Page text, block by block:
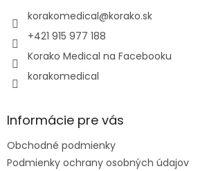
korakomedical@korako.sk
+421 915 977 188
Korako Medical na Facebooku
korakomedical
Informácie pre vás
Obchodné podmienky
Podmienky ochrany osobných údajov